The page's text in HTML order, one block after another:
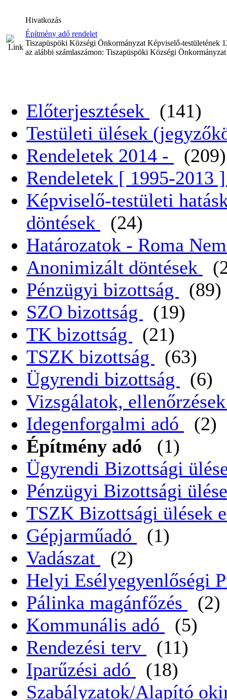
Hivatkozás
Építmény adó rendelet
Tiszapüspöki Községi Önkormányzat Képviselő-testületének
az alábbi számlaszámon: Tiszapüspöki Községi
Előterjesztések
(141)
Testületi ülések
Rendeletek 2014 -
(209)
Rendeletek [ 1995-2013
Képviselő-testületi
döntések
(24)
Határozatok - Roma
Anonimizált döntések
Pénzügyi bizottság
(89)
SZO bizottság
(19)
TK bizottság
(21)
TSZK bizottság
(63)
Ügyrendi bizottság
(6)
Vizsgálatok,
Idegenforgalmi adó
(2)
Építmény adó
(1)
Ügyrendi Bizottsági
Pénzügyi Bizottsági
TSZK Bizottsági ülések
Gépjarműadó
(1)
Vadászat
(2)
Helyi Esélyegyenlőségi
Pálinka magánfőzés
(2)
Kommunális adó
(5)
Rendezési terv
(11)
Iparűzési adó
(18)
Szabályzatok/Alapító